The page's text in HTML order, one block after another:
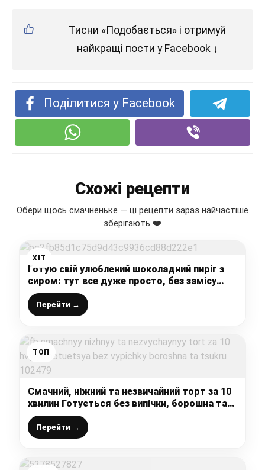
Тисни «Подобається» і отримуй
найкращі пости у Facebook ↓
Поділитися у Facebook
Схожі рецепти
Обери щось смачненьке — ці рецепти зараз найчастіше
зберігають ❤️
ХІТ
Готую свій улюблений шоколадний пиріг з
сиром: тут все дуже просто, без замісу
тіста і з ніжнішою начинкою
Перейти →
ТОП
Смачний, ніжний та незвичайний торт за 10
хвилин Готується без випічки, борошна та
цукру
Перейти →